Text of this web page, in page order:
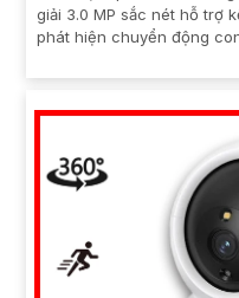
giải 3.0 MP sắc nét hỗ trợ
phát hiện chuyển động